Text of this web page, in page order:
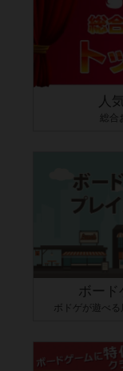
人
総合
ボード
ボドゲが遊べ